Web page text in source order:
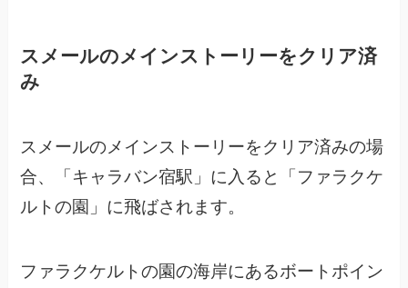
スメールのメインストーリーをクリア済
み
スメールのメインストーリーをクリア済みの場
合、
「キャラバン宿駅」に入ると「ファラクケ
ルトの園」に飛ばされます。
ファラクケルトの園の海岸にあるボートポイン